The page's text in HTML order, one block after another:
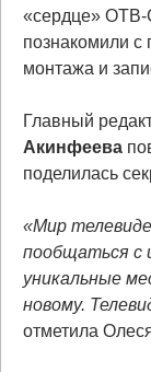
«сердце» ОТВ-
познакомили с
монтажа и
Главный
Акинфеева
поделилась
«Мир
пообщаться с
уникальные
новому.
отметила